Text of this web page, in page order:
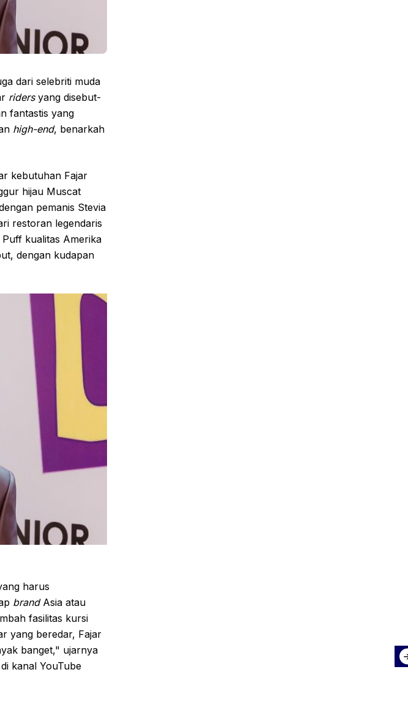
dari selebriti muda
ridersyang disebut-
fantastis yang
high-end, benarkah
kebutuhan Fajar
hijau Muscat
pemanis Stevia
restoran legendaris
kualitas Amerika
dengan kudapan
harus
brandAsia atau
fasilitas kursi
yang beredar, Fajar
banget," ujarnya
kanal YouTube